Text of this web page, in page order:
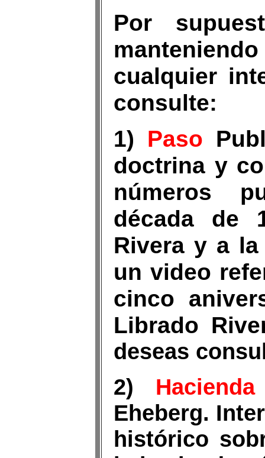
Por
cualquier
consulte:
1) Paso
doctrina y
números
década de
Rivera y a
un video
cinco
Librado
deseas
2)
Eheberg.
histórico